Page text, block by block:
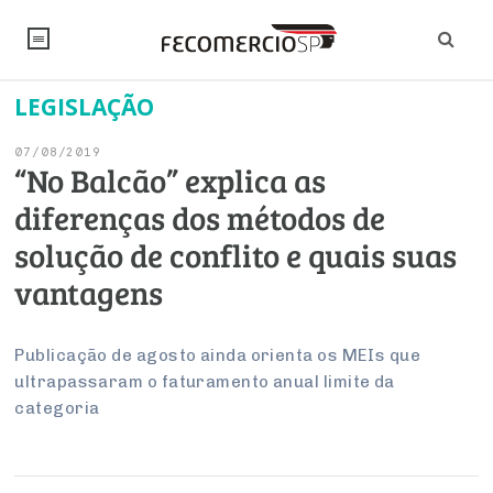
NOTÍCIAS
Editorial
Artigos
Institucional
Debates Fecomercio-SP
PROJETOS ESPECIAIS:
UM BRASIL
UM BRASIL
Economia
Pesquisas
Brasil
Internacional
Modernização do Estado
Inteligência Artificial
Legislação
Empresas
Arbitragem e Mediação
Varejo
Atacado
Sustentabilidade
SINDICATOS
PESQUISAS
FALE CONOSCO
Sobre
Imprensa
CONSELHOS
Conselho de Emprego e Relações do Trabalho
LEGISLAÇÃO
07/08/2019
“No Balcão” explica as
diferenças dos métodos de
solução de conflito e quais suas
vantagens
Publicação de agosto ainda orienta os MEIs que
ultrapassaram o faturamento anual limite da
categoria